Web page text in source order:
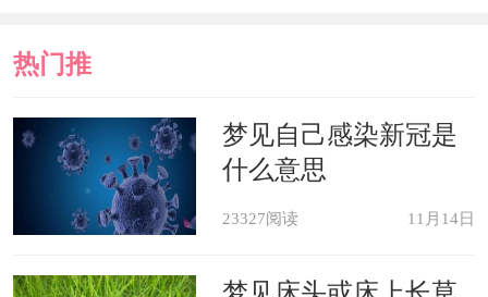
热门推
荐
梦见自己感染新冠是
什么意思
23327阅读 11月14日